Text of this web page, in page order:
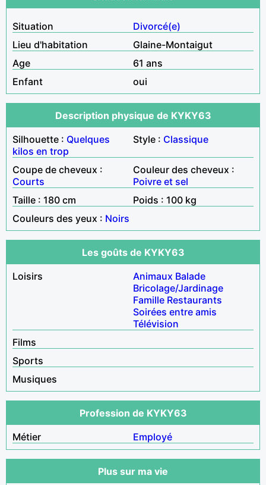
Situation
Divorcé(e)
Lieu d'habitation
Glaine-Montaigut
Age
61 ans
Enfant
oui
Description physique de KYKY63
Silhouette : Quelques
kilos en trop
Style : Classique
Coupe de cheveux :
Courts
Couleur des cheveux :
Poivre et sel
Taille : 180 cm
Poids : 100 kg
Couleurs des yeux : Noirs
Les goûts de KYKY63
Loisirs
Animaux Balade
Bricolage/Jardinage
Famille Restaurants
Soirées entre amis
Télévision
Films
Sports
Musiques
Profession de KYKY63
Métier
Employé
Plus sur ma vie